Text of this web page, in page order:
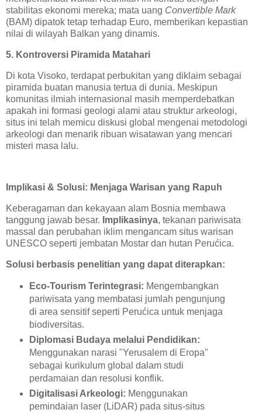
stabilitas ekonomi mereka; mata uang Convertible Mark
(BAM) dipatok tetap terhadap Euro, memberikan kepastian
nilai di wilayah Balkan yang dinamis.
5. Kontroversi Piramida Matahari
Di kota Visoko, terdapat perbukitan yang diklaim sebagai
piramida buatan manusia tertua di dunia. Meskipun
komunitas ilmiah internasional masih memperdebatkan
apakah ini formasi geologi alami atau struktur arkeologi,
situs ini telah memicu diskusi global mengenai metodologi
arkeologi dan menarik ribuan wisatawan yang mencari
misteri masa lalu.
Implikasi & Solusi: Menjaga Warisan yang Rapuh
Keberagaman dan kekayaan alam Bosnia membawa
tanggung jawab besar. Implikasinya, tekanan pariwisata
massal dan perubahan iklim mengancam situs warisan
UNESCO seperti jembatan Mostar dan hutan Perućica.
Solusi berbasis penelitian yang dapat diterapkan:
Eco-Tourism Terintegrasi: Mengembangkan
pariwisata yang membatasi jumlah pengunjung
di area sensitif seperti Perućica untuk menjaga
biodiversitas.
Diplomasi Budaya melalui Pendidikan:
Menggunakan narasi "Yerusalem di Eropa"
sebagai kurikulum global dalam studi
perdamaian dan resolusi konflik.
Digitalisasi Arkeologi: Menggunakan
pemindaian laser (LiDAR) pada situs-situs